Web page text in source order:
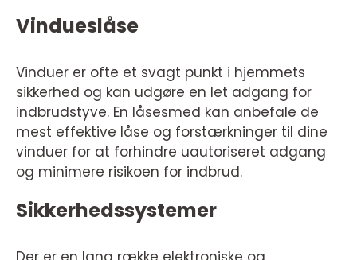
Vindueslåse
Vinduer er ofte et svagt punkt i hjemmets
sikkerhed og kan udgøre en let adgang for
indbrudstyve. En låsesmed kan anbefale de
mest effektive låse og forstærkninger til dine
vinduer for at forhindre uautoriseret adgang
og minimere risikoen for indbrud.
Sikkerhedssystemer